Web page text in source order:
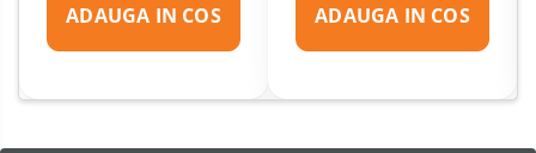
ADAUGA IN COS ADAUGA IN COS